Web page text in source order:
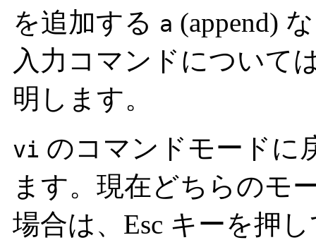
を追加する a (append)
入力コマンドについて
明します。
vi のコマンドモードに
ます。現在どちらのモ
場合は、Esc キーを押